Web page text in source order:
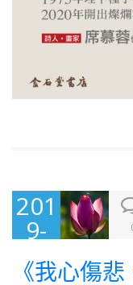
201
9-
09-
16
《我心傷